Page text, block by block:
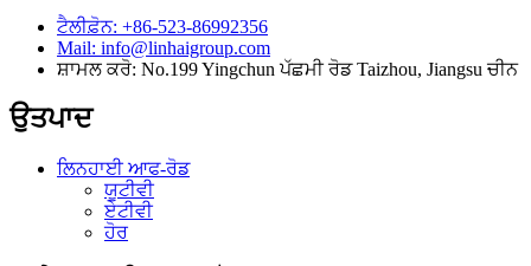
ਟੈਲੀਫ਼ੋਨ: +86-523-86992356
Mail: info@linhaigroup.com
ਸ਼ਾਮਲ ਕਰੋ: No.199 Yingchun ਪੱਛਮੀ ਰੋਡ Taizhou, Jiangsu ਚੀਨ
ਉਤਪਾਦ
ਲਿਨਹਾਈ ਆਫ-ਰੋਡ
ਯੂਟੀਵੀ
ਏਟੀਵੀ
ਹੋਰ